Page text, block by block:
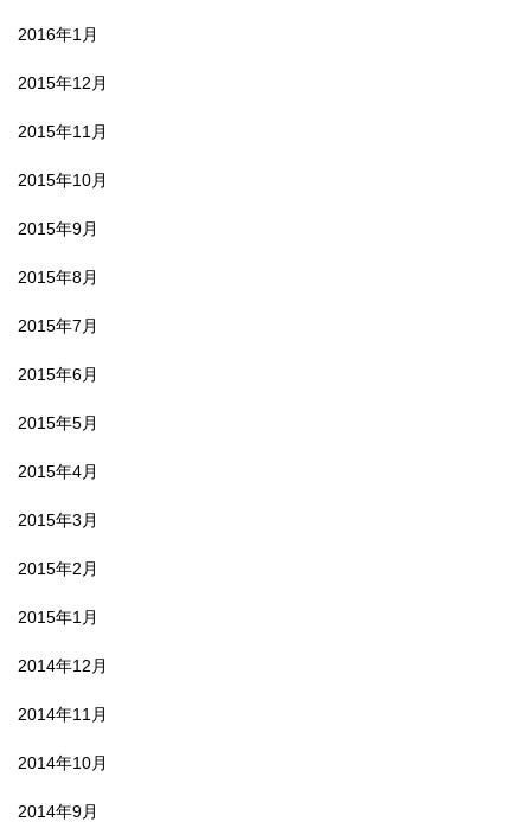
2016年1月
2015年12月
2015年11月
2015年10月
2015年9月
2015年8月
2015年7月
2015年6月
2015年5月
2015年4月
2015年3月
2015年2月
2015年1月
2014年12月
2014年11月
2014年10月
2014年9月